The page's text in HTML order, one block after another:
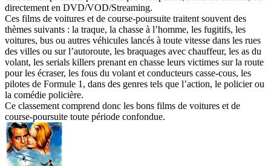
directement en DVD/VOD/Streaming.
Ces films de voitures et de course-poursuite traitent souvent des
thèmes suivants : la traque, la chasse à l’homme, les fugitifs, les
voitures, bus ou autres véhicules lancés à toute vitesse dans les rues
des villes ou sur l’autoroute, les braquages avec chauffeur, les as du
volant, les serials killers prenant en chasse leurs victimes sur la route
pour les écraser, les fous du volant et conducteurs casse-cous, les
pilotes de Formule 1, dans des genres tels que l’action, le policier ou
la comédie policière.
Ce classement comprend donc les bons films de voitures et de
course-poursuite toute période confondue.